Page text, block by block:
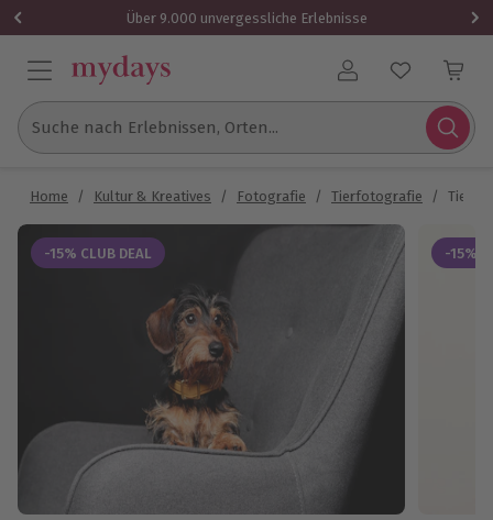
Über 9.000 unvergessliche Erlebnisse
Benutzerkonto
Suche nach Erlebnissen, Orten...
Home / Kultur & Kreatives / Fotografie / Tierfotografie / Tier
-15% CLUB DEAL -15%